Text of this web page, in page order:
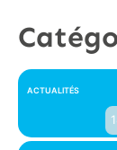
ACTUALITÉS